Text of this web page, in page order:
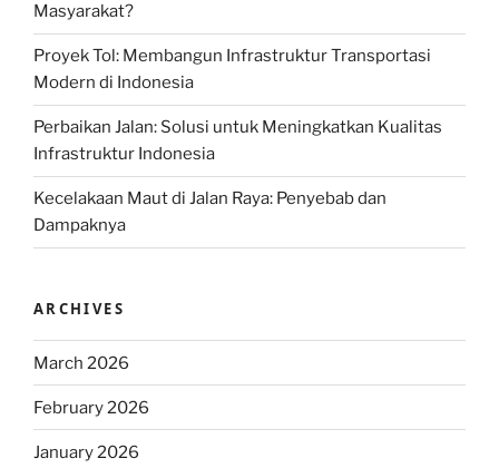
Masyarakat?
Proyek Tol: Membangun Infrastruktur Transportasi
Modern di Indonesia
Perbaikan Jalan: Solusi untuk Meningkatkan Kualitas
Infrastruktur Indonesia
Kecelakaan Maut di Jalan Raya: Penyebab dan
Dampaknya
ARCHIVES
March 2026
February 2026
January 2026